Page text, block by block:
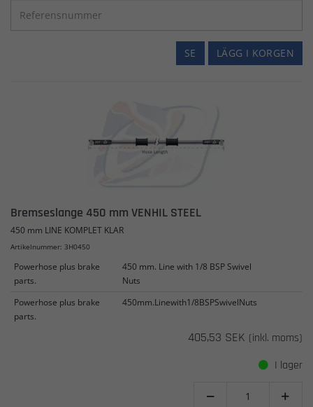
LÄGG I KORGEN
SE
Bremseslange 450 mm VENHIL STEEL
450 mm LINE KOMPLET KLAR
Artikelnummer: 3H0450
Powerhose plus brake
parts.
450 mm. Line with 1/8 BSP Swivel
Nuts
Powerhose plus brake
parts.
450mm.Linewith1/8BSPSwivelNuts
405,53 SEK (inkl. moms)
I lager
 